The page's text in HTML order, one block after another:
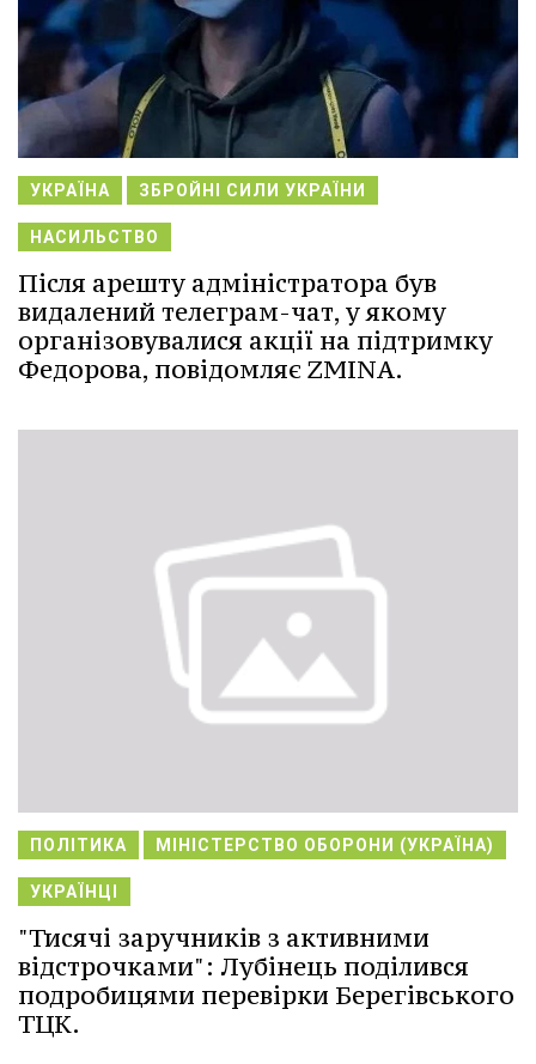
УКРАЇНА ЗБРОЙНІ СИЛИ УКРАЇНИ
НАСИЛЬСТВО
Після арешту адміністратора був
видалений телеграм-чат, у якому
організовувалися акції на підтримку
Федорова, повідомляє ZMINA.
ПОЛІТИКА МІНІСТЕРСТВО ОБОРОНИ (УКРАЇНА)
УКРАЇНЦІ
"Тисячі заручників з активними
відстрочками": Лубінець поділився
подробицями перевірки Берегівського
ТЦК.